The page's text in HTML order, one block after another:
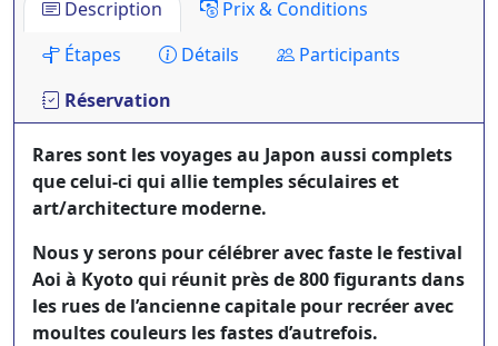
Description
Prix & Conditions
Étapes
Détails
Participants
Réservation
Rares sont les voyages au Japon aussi complets
que celui-ci qui allie temples séculaires et
art/architecture moderne.
Nous y serons pour célébrer avec faste le festival
Aoi à Kyoto qui réunit près de 800 figurants dans
les rues de l’ancienne capitale pour recréer avec
moultes couleurs les fastes d’autrefois.